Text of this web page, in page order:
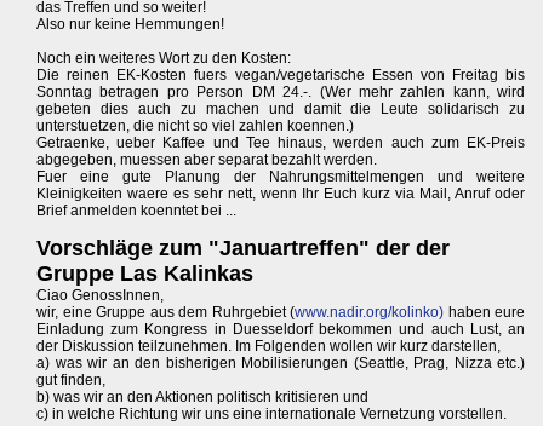
das Treffen und so weiter!
Also nur keine Hemmungen!
Noch ein weiteres Wort zu den Kosten:
Die reinen EK-Kosten fuers vegan/vegetarische Essen von Freitag bis
Sonntag betragen pro Person DM 24.-. (Wer mehr zahlen kann, wird
gebeten dies auch zu machen und damit die Leute solidarisch zu
unterstuetzen, die nicht so viel zahlen koennen.)
Getraenke, ueber Kaffee und Tee hinaus, werden auch zum EK-Preis
abgegeben, muessen aber separat bezahlt werden.
Fuer eine gute Planung der Nahrungsmittelmengen und weitere
Kleinigkeiten waere es sehr nett, wenn Ihr Euch kurz via Mail, Anruf oder
Brief anmelden koenntet bei ...
Vorschläge zum "Januartreffen" der der
Gruppe Las Kalinkas
Ciao GenossInnen,
wir, eine Gruppe aus dem Ruhrgebiet (www.nadir.org/kolinko) haben eure
Einladung zum Kongress in Duesseldorf bekommen und auch Lust, an
der Diskussion teilzunehmen. Im Folgenden wollen wir kurz darstellen,
a) was wir an den bisherigen Mobilisierungen (Seattle, Prag, Nizza etc.)
gut finden,
b) was wir an den Aktionen politisch kritisieren und
c) in welche Richtung wir uns eine internationale Vernetzung vorstellen.